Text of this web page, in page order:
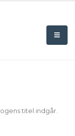
titel indgår.